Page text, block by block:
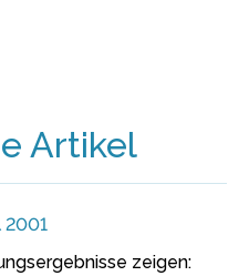
Artikel
2001
zeigen: